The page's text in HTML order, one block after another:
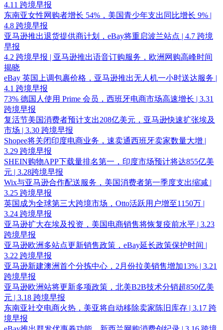
4.11 跨境早报
东南亚女性网购者增长 54%，美国青少年支出同比增长 9% |
4.8 跨境早报
亚马逊推出退货提供商计划，eBay将重启波兰站点 | 4.7 跨境
早报
4.2 跨境早报 | 亚马逊推出语音订购服务，欧洲网购高峰时间
揭晓
eBay 英国上调包裹价格，亚马逊推出无人机一小时送达服务 |
4.1 跨境早报
73% 德国人使用 Prime 会员，西班牙电商市场高速增长 | 3.31
跨境早报
复活节美国消费者预计支出208亿美元，亚马逊快速扩张埃及
市场 | 3.30 跨境早报
Shopee将关闭印度电商业务，速卖通西班牙卖家数量大增 |
3.29 跨境早报
SHEIN购物APP下载量排名第一，印度市场预计将达855亿美
元 | 3.28跨境早报
Wix与亚马逊合作配送服务，美国消费者第一季度支出缩减 |
3.25 跨境早报
英国成为全球第三大跨境市场，Otto活跃用户增至1150万 |
3.24 跨境早报
亚马逊扩大在埃及投资，美国电商销售将恢复疫前水平 | 3.23
跨境早报
亚马逊欧洲多站点更新销售政策，eBay延长政策保护时间 |
3.22 跨境早报
亚马逊新建澳洲首个分拣中心，2月份拉美销售增加13% | 3.21
跨境早报
亚马逊欧洲站将更新多项政策，北美B2B技术分销超850亿美
元 | 3.18 跨境早报
东南亚社交电商火热，美亚将自动移除卖家陈旧库存 | 3.17 跨
境早报